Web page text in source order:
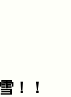
！！